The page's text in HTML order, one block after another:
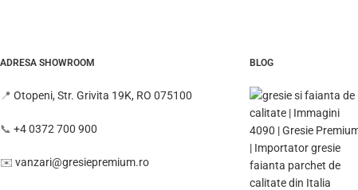
ADRESA SHOWROOM
📍 Otopeni, Str. Grivita 19K, RO 075100
📞 +4 0372 700 900
✉️ vanzari@gresiepremium.ro
BLOG